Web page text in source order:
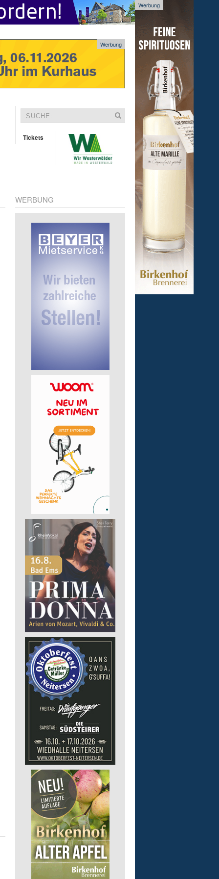
Werbung
Werbung
Tickets
WERBUNG